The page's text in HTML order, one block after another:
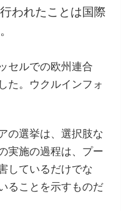
購読
フォトバンク
われたことは国際
セルでの欧州連合
た。ウクルインフォ
の選挙は、選択肢な
実施の過程は、プー
しているだけでな
ることを示すものだ